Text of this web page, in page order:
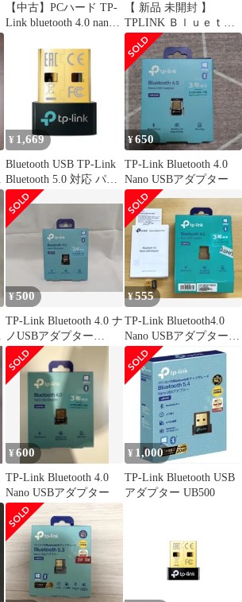
【中古】PCハード TP-
Link bluetooth 4.0 nano
【 新品 未開封 】
TPLINK Ｂｌｕｅｔｏ
ｏｔｈ ４．０ ナノ Ｕ
ＳＢ アダプタ UB4A
[Bluetooth 4.0] 未使用
送料無料
¥ 1,669
Bluetooth USB TP-Link
Bluetooth 5.0 対応 パソ
コン/タブレット 対応
アダプタ ブルートゥー
ス子機 メーカー３年
UB500/A
¥650
TP-Link Bluetooth 4.0
Nano USBアダプター
¥500
TP-Link Bluetooth 4.0 ナ
ノUSBアダプター
UB400
¥555
TP-Link Bluetooth4.0
Nano USBアダプター
UB400
¥600
TP-Link Bluetooth 4.0
Nano USBアダプター
¥ 1,000
TP-Link Bluetooth USB
アダプター UB500